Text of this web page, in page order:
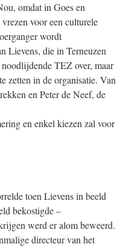
omdat in Goes en
voor een culturele
wordt
Lievens, die in Terneuzen
TEZ over, maar
zetten in de organisatie. Van
en Peter de Neef, de
en enkel kiezen zal voor
toen Lievens in beeld
bekostigde –
werd er alom beweerd.
directeur van het